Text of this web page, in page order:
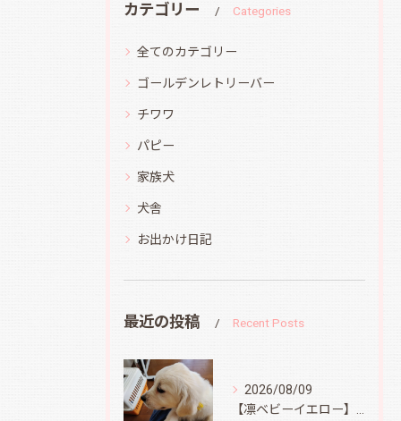
カテゴリー Categories
全てのカテゴリー
ゴールデンレトリーバー
チワワ
パピー
家族犬
犬舎
お出かけ日記
最近の投稿 Recent Posts
2026/08/09